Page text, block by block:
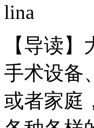
lina
【导读】
手术设备
或者家庭